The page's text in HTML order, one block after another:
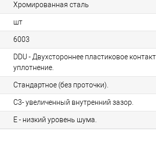
Хромированная сталь
шт
6003
DDU - Двухстороннее пластиковое
уплотнение.
Стандартное (без проточки).
C3- увеличенный внутренний зазор.
E - низкий уровень шума.